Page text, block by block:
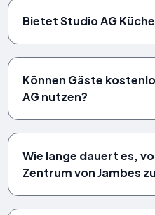
Bietet Studio AG
Können Gäste
AG nutzen?
Wie lange dauert es,
Zentrum von Jambes